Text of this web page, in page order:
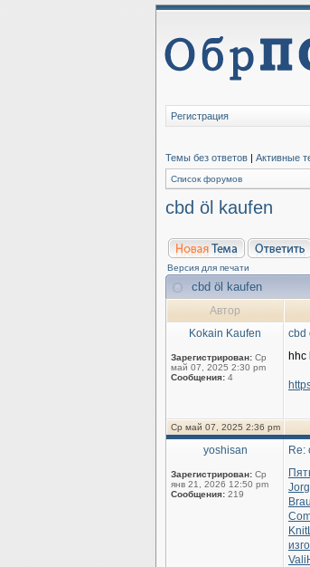
Регистрация
Темы без ответов | Активные
Список форумов
cbd öl kaufen
Версия для печати
cbd öl kaufen
Автор
Kokain Kaufen
Зарегистрирован: Ср
май 07, 2025 2:30 pm
Сообщения: 4
cbd
hhc
Ср май 07, 2025 2:36 pm
yoshisan
Зарегистрирован: Ср
янв 21, 2026 12:50 pm
Сообщения: 219
Re:
Jorg
Brau
Knit
изго
Vali